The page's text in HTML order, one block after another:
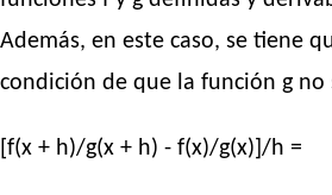
Además, en este caso, se tiene
condición de que la función g no
[f(x + h)/g(x + h) - f(x)/g(x)]/h =